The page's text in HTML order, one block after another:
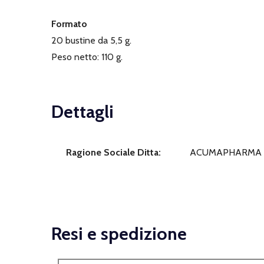
Formato
20 bustine da 5,5 g.
Peso netto: 110 g.
Dettagli
Ragione Sociale Ditta: ACUMAPHARMA
Resi e spedizione